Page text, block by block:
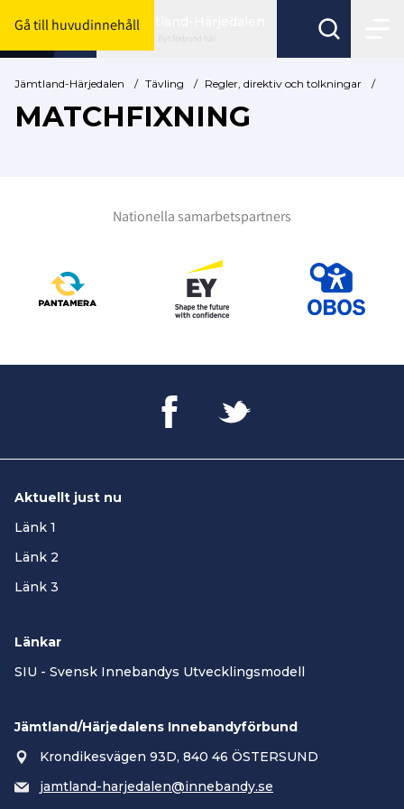
Gå till huvudinnehållJämtland-Härjedalen
Byt förbund här
Jämtland-Härjedalen / Tävling / Regler, direktiv och tolkningar /
MATCHFIXNING
Nationella samarbetspartners
Aktuellt just nu
Länk 1
Länk 2
Länk 3
Länkar
SIU - Svensk Innebandys Utvecklingsmodell
Jämtland/Härjedalens Innebandyförbund
Krondikesvägen 93D, 840 46 ÖSTERSUND
jamtland-harjedalen@innebandy.se